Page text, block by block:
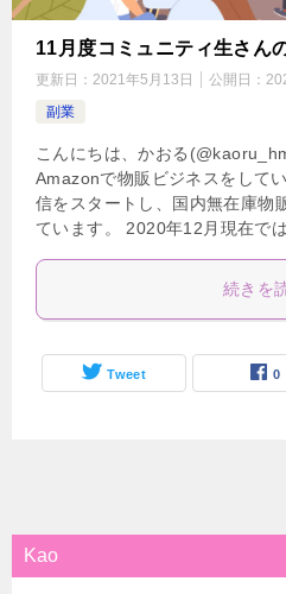
11月度コミュニティ生さん
更新日： 2021年5月13日 公開日：
副業
こんにちは、かおる
Amazonで物販ビジネスをして
信をスタートし、国内無在庫物
ています。 2020年12月現在で
続きを
Tweet 0
Kao